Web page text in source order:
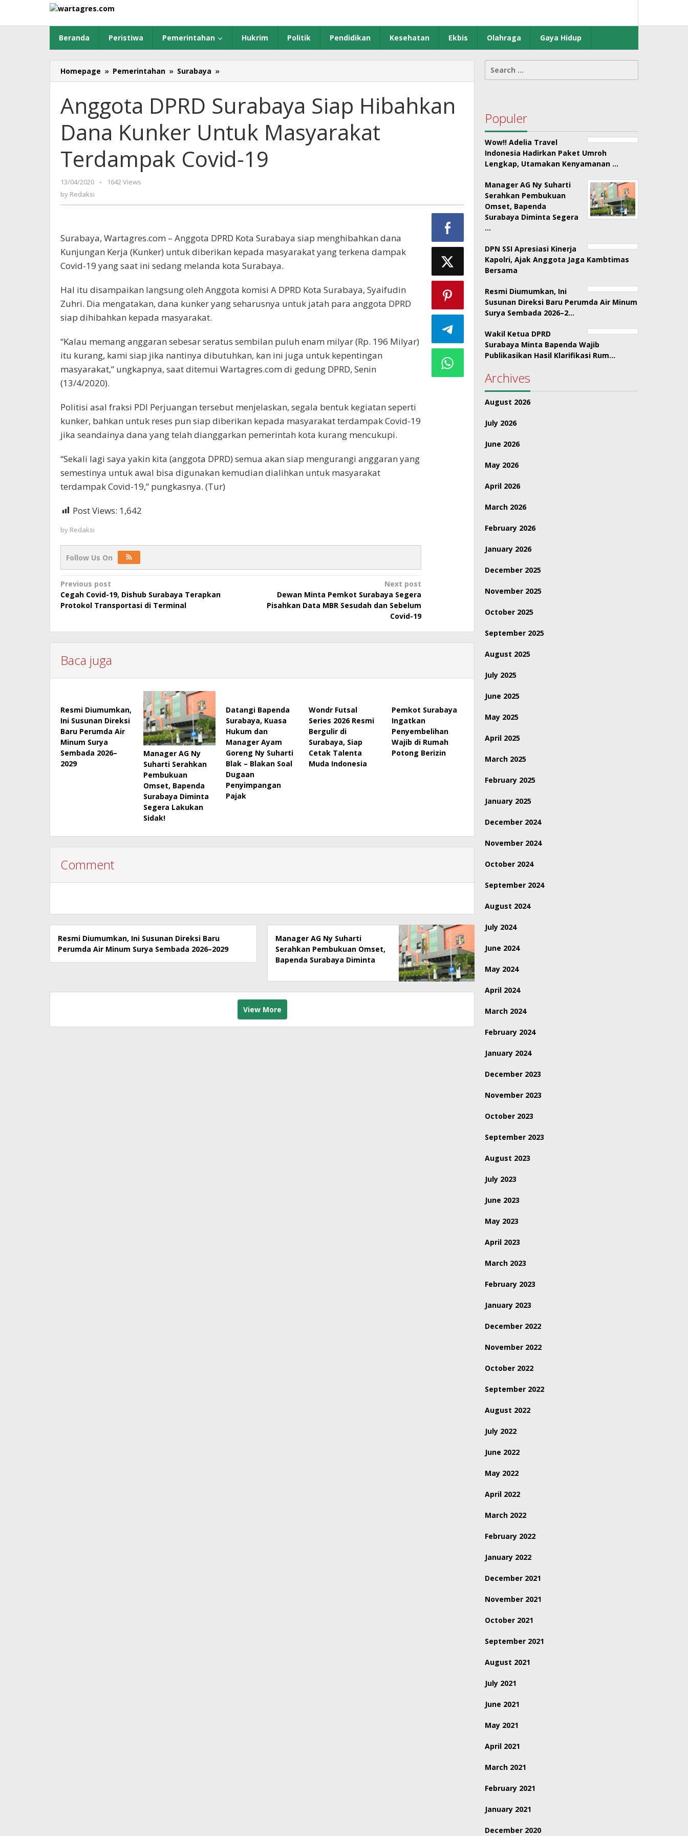
content
Beranda
Peristiwa Pemerintahan Hukrim Politik Pendidikan Kesehatan Ekbis Olahraga Gaya Hidup
Homepage » Pemerintahan » Surabaya »
DPRD
Siap
Hibahkan
Dana
Kunker
Masyarakat
Terdampak
Anggota DPRD Surabaya Siap Hibahkan
Dana Kunker Untuk Masyarakat
Terdampak Covid-19
13/04/2020
by
-
1642 Views
by Redaksi
Surabaya, Wartagres.com – Anggota DPRD Kota Surabaya siap menghibahkan dana
Kunjungan Kerja (Kunker) untuk diberikan kepada masyarakat yang terkena dampak
Covid-19 yang saat ini sedang melanda kota Surabaya.
Hal itu disampaikan langsung oleh Anggota komisi A DPRD Kota Surabaya, Syaifudin
Zuhri. Dia mengatakan, dana kunker yang seharusnya untuk jatah para anggota DPRD
siap dihibahkan kepada masyarakat.
“Kalau memang anggaran sebesar seratus sembilan puluh enam milyar (Rp. 196 Milyar)
itu kurang, kami siap jika nantinya dibutuhkan, kan ini juga untuk kepentingan
masyarakat,” ungkapnya, saat ditemui Wartagres.com di gedung DPRD, Senin
(13/4/2020).
Politisi asal fraksi PDI Perjuangan tersebut menjelaskan, segala bentuk kegiatan seperti
kunker, bahkan untuk reses pun siap diberikan kepada masyarakat terdampak Covid-19
jika seandainya dana yang telah dianggarkan pemerintah kota kurang mencukupi.
“Sekali lagi saya yakin kita (anggota DPRD) semua akan siap mengurangi anggaran yang
semestinya untuk awal bisa digunakan kemudian dialihkan untuk masyarakat
terdampak Covid-19,” pungkasnya. (Tur)
Post Views: 1,642
by Redaksi
Follow Us On
Post
navigation
Previous post
Cegah Covid-19, Dishub Surabaya Terapkan
Protokol Transportasi di Terminal
Next post
Dewan Minta Pemkot Surabaya Segera
Pisahkan Data MBR Sesudah dan Sebelum
Covid-19
Baca juga
Resmi Diumumkan,
Ini Susunan Direksi
Baru Perumda Air
Minum Surya
Sembada 2026–
2029
Manager AG Ny
Suharti Serahkan
Pembukuan
Omset, Bapenda
Surabaya Diminta
Segera Lakukan
Sidak!
Datangi Bapenda
Surabaya, Kuasa
Hukum dan
Manager Ayam
Goreng Ny Suharti
Blak – Blakan Soal
Dugaan
Penyimpangan
Pajak
Wondr Futsal
Series 2026 Resmi
Bergulir di
Surabaya, Siap
Cetak Talenta
Muda Indonesia
Pemkot Surabaya
Ingatkan
Penyembelihan
Wajib di Rumah
Potong Berizin
Comment
Resmi Diumumkan, Ini Susunan Direksi Baru
Perumda Air Minum Surya Sembada 2026–2029
Manager AG Ny Suharti
Serahkan Pembukuan Omset,
Bapenda Surabaya Diminta
View More
Search
for:
Populer
Wow!! Adelia Travel
Indonesia Hadirkan Paket Umroh
Lengkap, Utamakan Kenyamanan …
Manager AG Ny Suharti
Serahkan Pembukuan
Omset, Bapenda
Surabaya Diminta Segera
…
DPN SSI Apresiasi Kinerja
Kapolri, Ajak Anggota Jaga Kambtimas
Bersama
Resmi Diumumkan, Ini
Susunan Direksi Baru Perumda Air Minum
Surya Sembada 2026–2…
Wakil Ketua DPRD
Surabaya Minta Bapenda Wajib
Publikasikan Hasil Klarifikasi Rum…
Archives
August 2026
July 2026
June 2026
May 2026
April 2026
March 2026
February 2026
January 2026
December 2025
November 2025
October 2025
September 2025
August 2025
July 2025
June 2025
May 2025
April 2025
March 2025
February 2025
January 2025
December 2024
November 2024
October 2024
September 2024
August 2024
July 2024
June 2024
May 2024
April 2024
March 2024
February 2024
January 2024
December 2023
November 2023
October 2023
September 2023
August 2023
July 2023
June 2023
May 2023
April 2023
March 2023
February 2023
January 2023
December 2022
November 2022
October 2022
September 2022
August 2022
July 2022
June 2022
May 2022
April 2022
March 2022
February 2022
January 2022
December 2021
November 2021
October 2021
September 2021
August 2021
July 2021
June 2021
May 2021
April 2021
March 2021
February 2021
January 2021
December 2020